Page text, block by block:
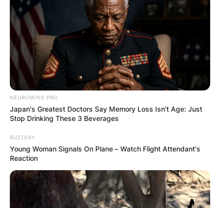
Барај
NEUROMIND PRO
Japan's Greatest Doctors Say Memory Loss Isn't Age: Just
Stop Drinking These 3 Beverages
BUZZDAY
Young Woman Signals On Plane – Watch Flight Attendant's
Reaction